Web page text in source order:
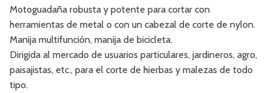
Motoguadaña robusta y potente para cortar con
herramientas de metal o con un cabezal de corte de nylon.
Manija multifunción, manija de bicicleta.
Dirigida al mercado de usuarios particulares, jardineros, agro,
paisajistas, etc., para el corte de hierbas y malezas de todo
tipo.